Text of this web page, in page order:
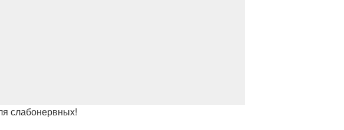
слабонервных!